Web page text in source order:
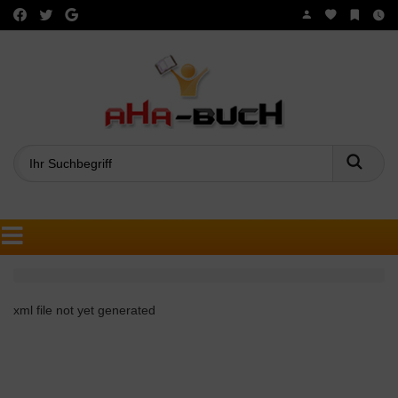
xml file not yet generated